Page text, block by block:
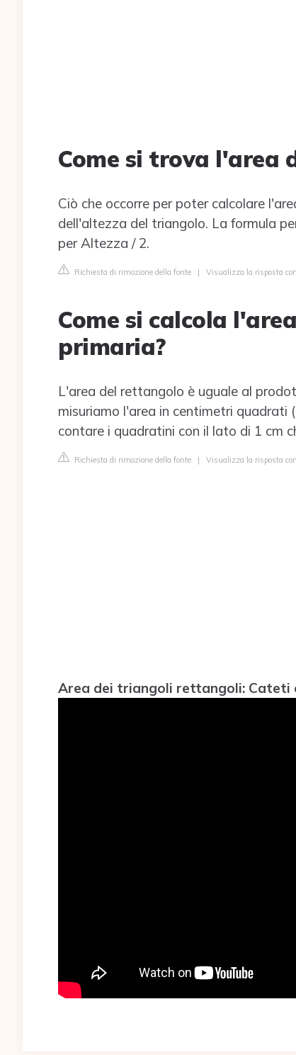
Come si trova l'area
Ciò che occorre per poter calcolare
dell'altezza del triangolo. La formula
per Altezza / 2.
Richiesta di rimozione della fonte | Visualizza la risposta
Come si calcola
primaria?
L'area del rettangolo è uguale al
misuriamo l'area in centimetri
contare i quadratini con il lato di 1 cm
Richiesta di rimozione della fonte | Visualizza la risposta
Area dei triangoli rettangoli: